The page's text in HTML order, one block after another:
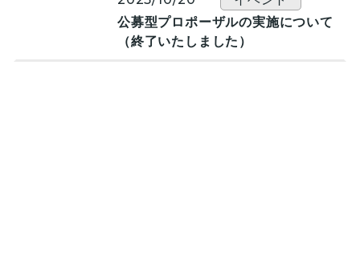
公募型プロポーザルの実施について
（終了いたしました）